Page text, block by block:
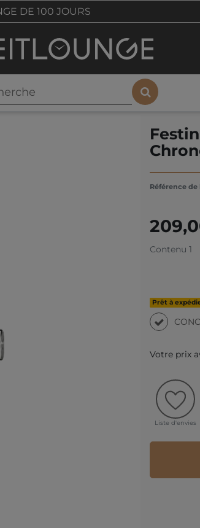
DE 100 JOURS
Référence
Contenu 1
Prêt à
Votre prix
Liste d'envies